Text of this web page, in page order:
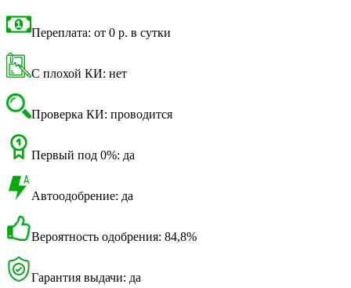
Переплата: от 0 р. в сутки
С плохой КИ: нет
Проверка КИ: проводится
Первый под 0%: да
Автоодобрение: да
Вероятность одобрения: 84,8%
Гарантия выдачи: да